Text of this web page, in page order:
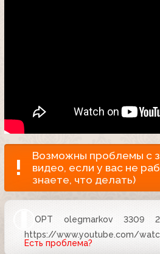
Возможны проблемы с
видео, если у вас не
знаете, что делать)
ОРТ olegmarkov 3309
https://www.youtube.com/
Есть проблема?